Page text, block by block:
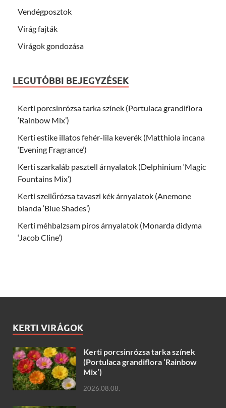
Vendégposztok
Virág fajták
Virágok gondozása
LEGUTÓBBI BEJEGYZÉSEK
Kerti porcsinrózsa tarka színek (Portulaca grandiflora
‘Rainbow Mix’)
Kerti estike illatos fehér-lila keverék (Matthiola incana
‘Evening Fragrance’)
Kerti szarkaláb pasztell árnyalatok (Delphinium ‘Magic
Fountains Mix’)
Kerti szellőrózsa tavaszi kék árnyalatok (Anemone
blanda ‘Blue Shades’)
Kerti méhbalzsam piros árnyalatok (Monarda didyma
‘Jacob Cline’)
KERTI VIRÁGOK
Kerti porcsinrózsa tarka színek
(Portulaca grandiflora ‘Rainbow
Mix’)
2026.08.08.